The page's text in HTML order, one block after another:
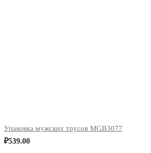
Упаковка мужских трусов MGB3077
₽539.00